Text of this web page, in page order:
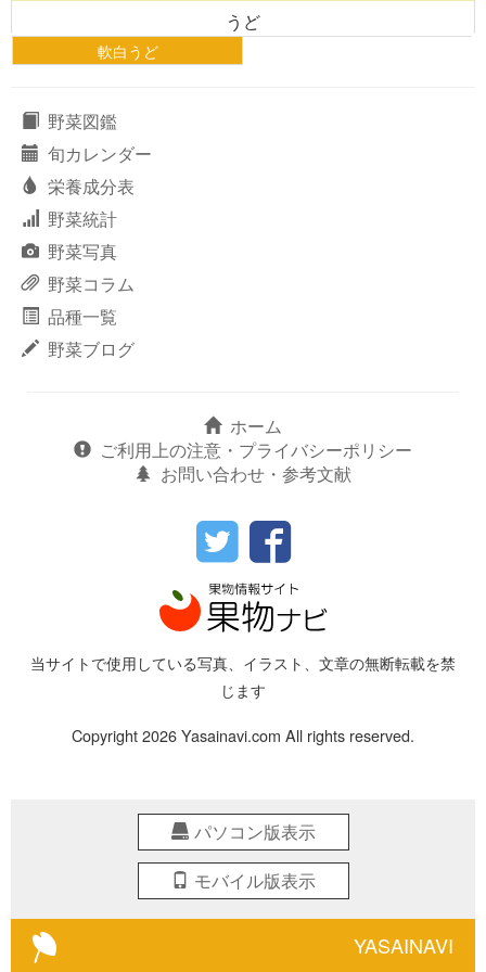
うど
軟白うど
野菜図鑑
旬カレンダー
栄養成分表
野菜統計
野菜写真
野菜コラム
品種一覧
野菜ブログ
ホーム
ご利用上の注意・プライバシーポリシー
お問い合わせ・参考文献
当サイトで使用している写真、イラスト、文章の無断転載を禁
じます
Copyright 2026 Yasainavi.com All rights reserved.
パソコン版表示
モバイル版表示
YASAINAVI